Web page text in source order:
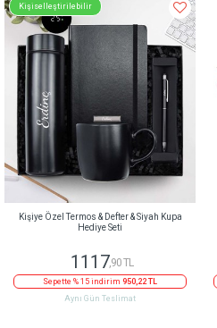
Kişiselleştirilebilir
Kişiye Özel Termos & Defter & Siyah Kupa
Hediye Seti
1117,90 TL
Sepette % 15 indirim 950,22 TL
Aynı Gün Teslimat